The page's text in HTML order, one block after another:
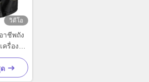
วิดีโอ
าชีพถัง
รื่องมือ
า